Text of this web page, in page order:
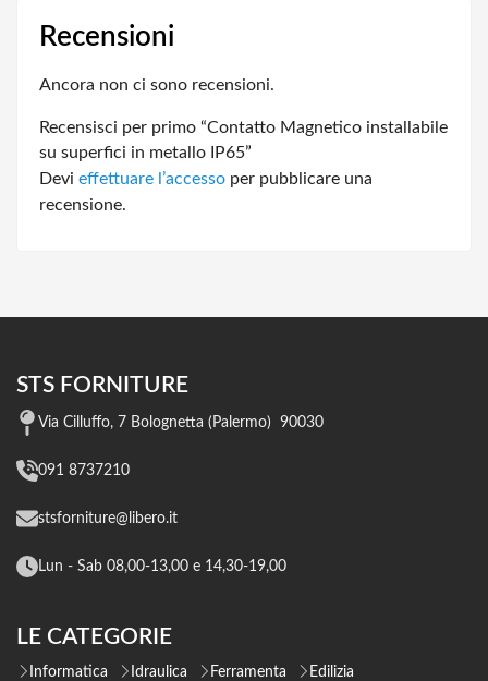
Recensioni
Ancora non ci sono recensioni.
Recensisci per primo “Contatto Magnetico installabile
su superfici in metallo IP65”
Devi effettuare l’accesso per pubblicare una
recensione.
STS FORNITURE
Via Cilluffo, 7 Bolognetta (Palermo) 90030
091 8737210
stsforniture@libero.it
Lun - Sab 08,00-13,00 e 14,30-19,00
LE CATEGORIE
Informatica Idraulica Ferramenta
Edilizia